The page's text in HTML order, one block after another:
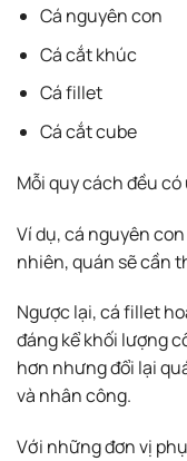
Cá nguyên con
Cá cắt khúc
Cá fillet
Cá cắt cube
Mỗi quy cách đều
Ví dụ, cá nguyên
nhiên, quán sẽ cần
Ngược lại, cá fillet
đáng kể khối lượng
hơn nhưng đổi lại
và nhân công.
Với những đơn vị